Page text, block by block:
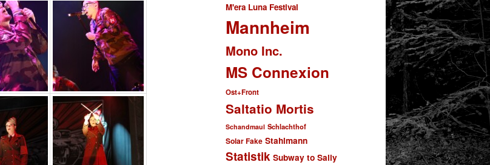
M'era Luna Festival
Mannheim
Mono Inc.
MS Connexion
Ost+Front
Saltatio Mortis
Schandmaul Schlachthof
Solar Fake Stahlmann
Statistik Subway to Sally